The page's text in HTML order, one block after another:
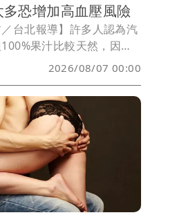
恐增加高血壓風險
／台北報導】許多人認為汽
果汁比較天然，因此
過醫師楊宗衡引用最新發
》的研究指出，果汁雖
如果長期大量飲用，對健
，甚至可能與未來高血壓
2026/08/07 00:00